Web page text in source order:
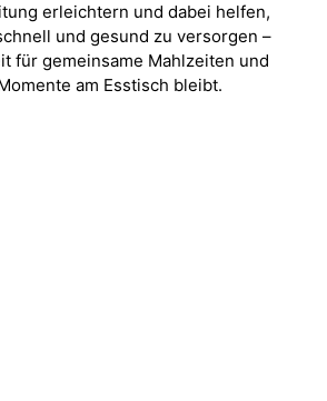
erleichtern und dabei helfen,
und gesund zu versorgen –
für gemeinsame Mahlzeiten und
am Esstisch bleibt.